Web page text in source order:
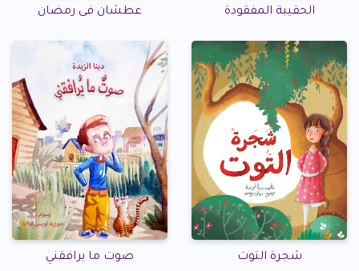
الحقيبة المفقودة عطشان فى رمضان
شجرة التوت صوت ما يرافقني